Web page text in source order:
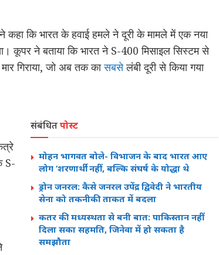
कहा कि भारत के हवाई हमले ने दूरी के मामले में एक नया
कूपर ने बताया कि भारत ने S-400 मिसाइल सिस्टम से
गिराया, जो अब तक कासबसेलंबी दूरी से किया गया
संबंधितपोस्ट
मोहन भागवत बोले- विभाजन के बाद भारत आए
लोग ‘शरणार्थी’ नहीं, बल्कि संघर्ष के योद्धा थे
ड्रोन जनरल: कैसे जनरल उपेंद्र द्विवेदी ने भारतीय
सेना को तकनीकी ताकत में बदला
कतर की मध्यस्थता से बनी बात: पाकिस्तान नहीं
दिला सका सहमति, जिनेवा में हो सकता है
समझौता
S-